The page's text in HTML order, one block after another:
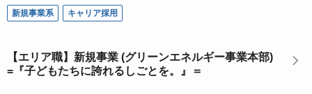
新規事業系 キャリア採用
【エリア職】新規事業 (グリーンエネルギー事業本部)
=『子どもたちに誇れるしごとを。』＝